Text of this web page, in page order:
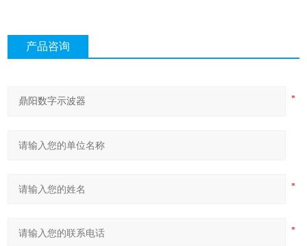
产品咨询